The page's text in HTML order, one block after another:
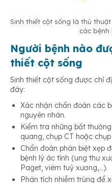
Sinh thiết cột sống là thủ
các bệnh
Người bệnh nào
thiết cột sống
Sinh thiết cột sống được chỉ
đây:
Xác nhận chẩn đoán các
nguyên nhân.
Kiểm tra những bất
quang, chụp CT hoặc
Chẩn đoán phân biệt xẹp
bệnh lý ác tính (ung thư
Paget, viêm tuỷ xương,…).
Phân tích nhiễm trùng để